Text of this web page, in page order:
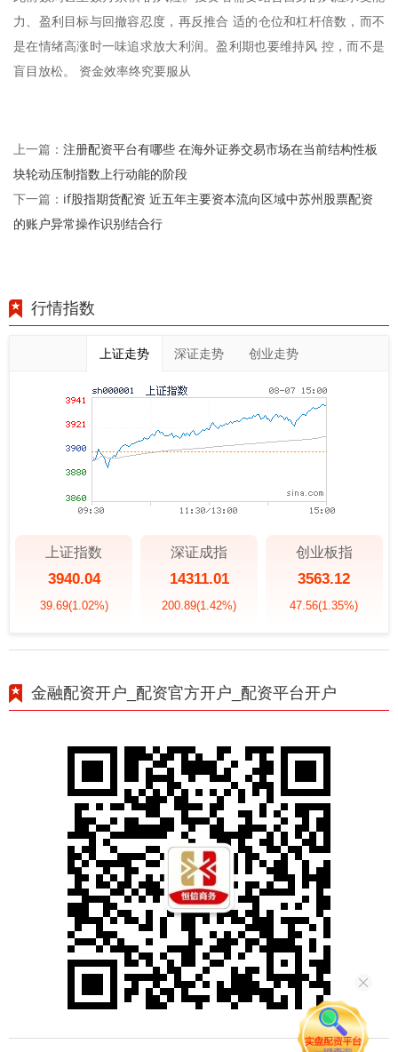
力、盈利目标与回撤容忍度，再反推合 适的仓位和杠杆倍数，而不
是在情绪高涨时一味追求放大利润。盈利期也要维持风 控，而不是
盲目放松。 资金效率终究要服从
上一篇： 注册配资平台有哪些 在海外证券交易市场在当前结构性板
块轮动压制指数上行动能的阶段
下一篇： if股指期货配资 近五年主要资本流向区域中苏州股票配资
的账户异常操作识别结合行
行情指数
上证走势 深证走势 创业走势
上证指数
3940.04
39.69(1.02%)
深证成指
14311.01
200.89(1.42%)
创业板指
3563.12
47.56(1.35%)
金融配资开户_配资官方开户_配资平台开户